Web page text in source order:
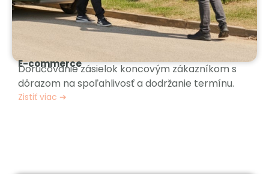
E-commerce
Doručovanie zásielok koncovým zákazníkom s
dôrazom na spoľahlivosť a dodržanie termínu.
Zistiť viac ➔